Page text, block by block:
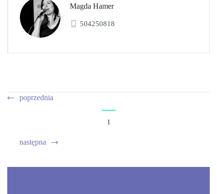
Magda Hamer
504250818
poprzednia
1
następna